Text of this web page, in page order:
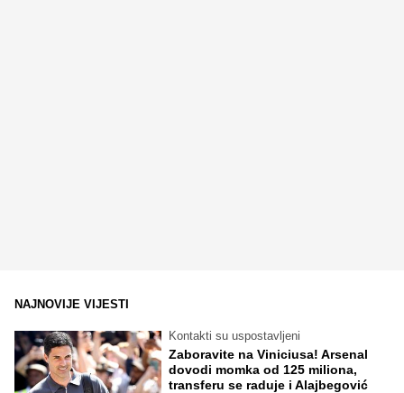
NAJNOVIJE VIJESTI
Kontakti su uspostavljeni
Zaboravite na Viniciusa! Arsenal
dovodi momka od 125 miliona,
transferu se raduje i Alajbegović